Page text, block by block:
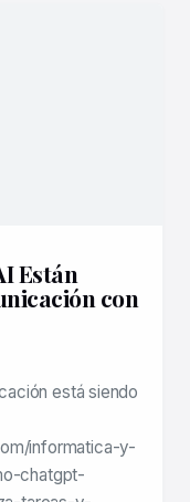
Están
con
está siendo
informatica-y-
chatgpt-